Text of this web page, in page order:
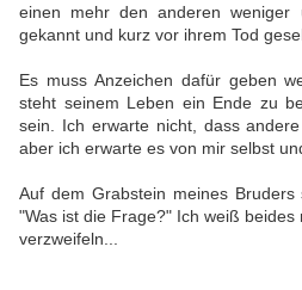
einen mehr den anderen
gekannt und kurz vor ihrem Tod
Es muss Anzeichen dafür geben
steht seinem Leben ein Ende zu
sein. Ich erwarte nicht, dass
aber ich erwarte es von mir selbst
Auf dem Grabstein meines
"Was ist die Frage?" Ich weiß
verzweifeln...